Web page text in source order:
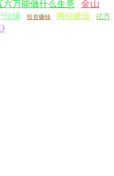
六万能做什么生意 金山
佳缘 投资赚钱 网站建设
亿万